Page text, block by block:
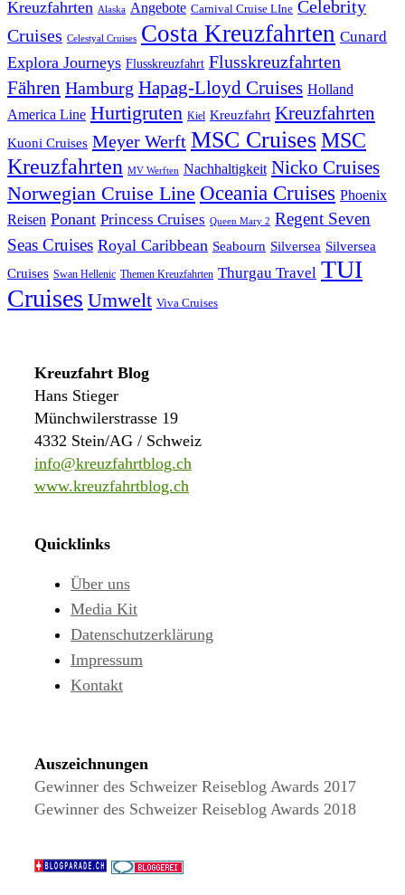
Kreuzfahrten
Alaska Angebote Carnival Cruise LIne Celebrity
Cruises Celestyal Cruises Costa Kreuzfahrten Cunard
Explora Journeys Flusskreuzfahrt Flusskreuzfahrten
Fähren Hamburg Hapag-Lloyd Cruises Holland
America Line Hurtigruten Kiel Kreuzfahrt Kreuzfahrten
Kuoni Cruises Meyer Werft MSC CruisesMSC
Kreuzfahrten MV Werften Nachhaltigkeit Nicko Cruises
Norwegian Cruise Line Oceania Cruises Phoenix
Reisen Ponant Princess Cruises Queen Mary 2 Regent Seven
Seas Cruises Royal Caribbean Seabourn Silversea Silversea
Cruises Swan Hellenic Themen Kreuzfahrten Thurgau Travel TUI
Cruises Umwelt Viva Cruises
Kreuzfahrt Blog
Hans Stieger
Münchwilerstrasse 19
4332 Stein/AG / Schweiz
info@kreuzfahrtblog.ch
www.kreuzfahrtblog.ch
Quicklinks
Über uns
Media Kit
Datenschutzerklärung
Impressum
Kontakt
Auszeichnungen
Gewinner des Schweizer Reiseblog Awards 2017
Gewinner des Schweizer Reiseblog Awards 2018